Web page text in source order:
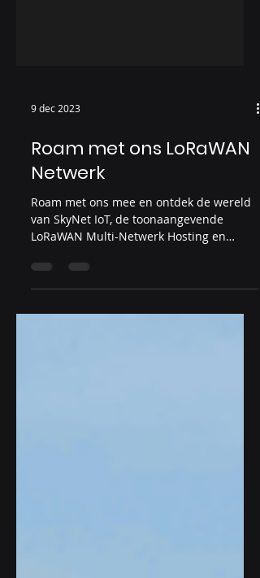
9 dec 2023
Roam met ons LoRaWAN
Netwerk
Roam met ons mee en ontdek de wereld
LoRaWAN Multi-Netwerk Hosting en
Roaming Netwerk Provider. SkyNet...